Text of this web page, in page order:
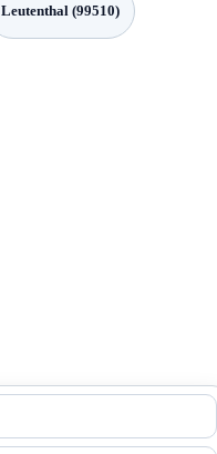
Leutenthal (99510)